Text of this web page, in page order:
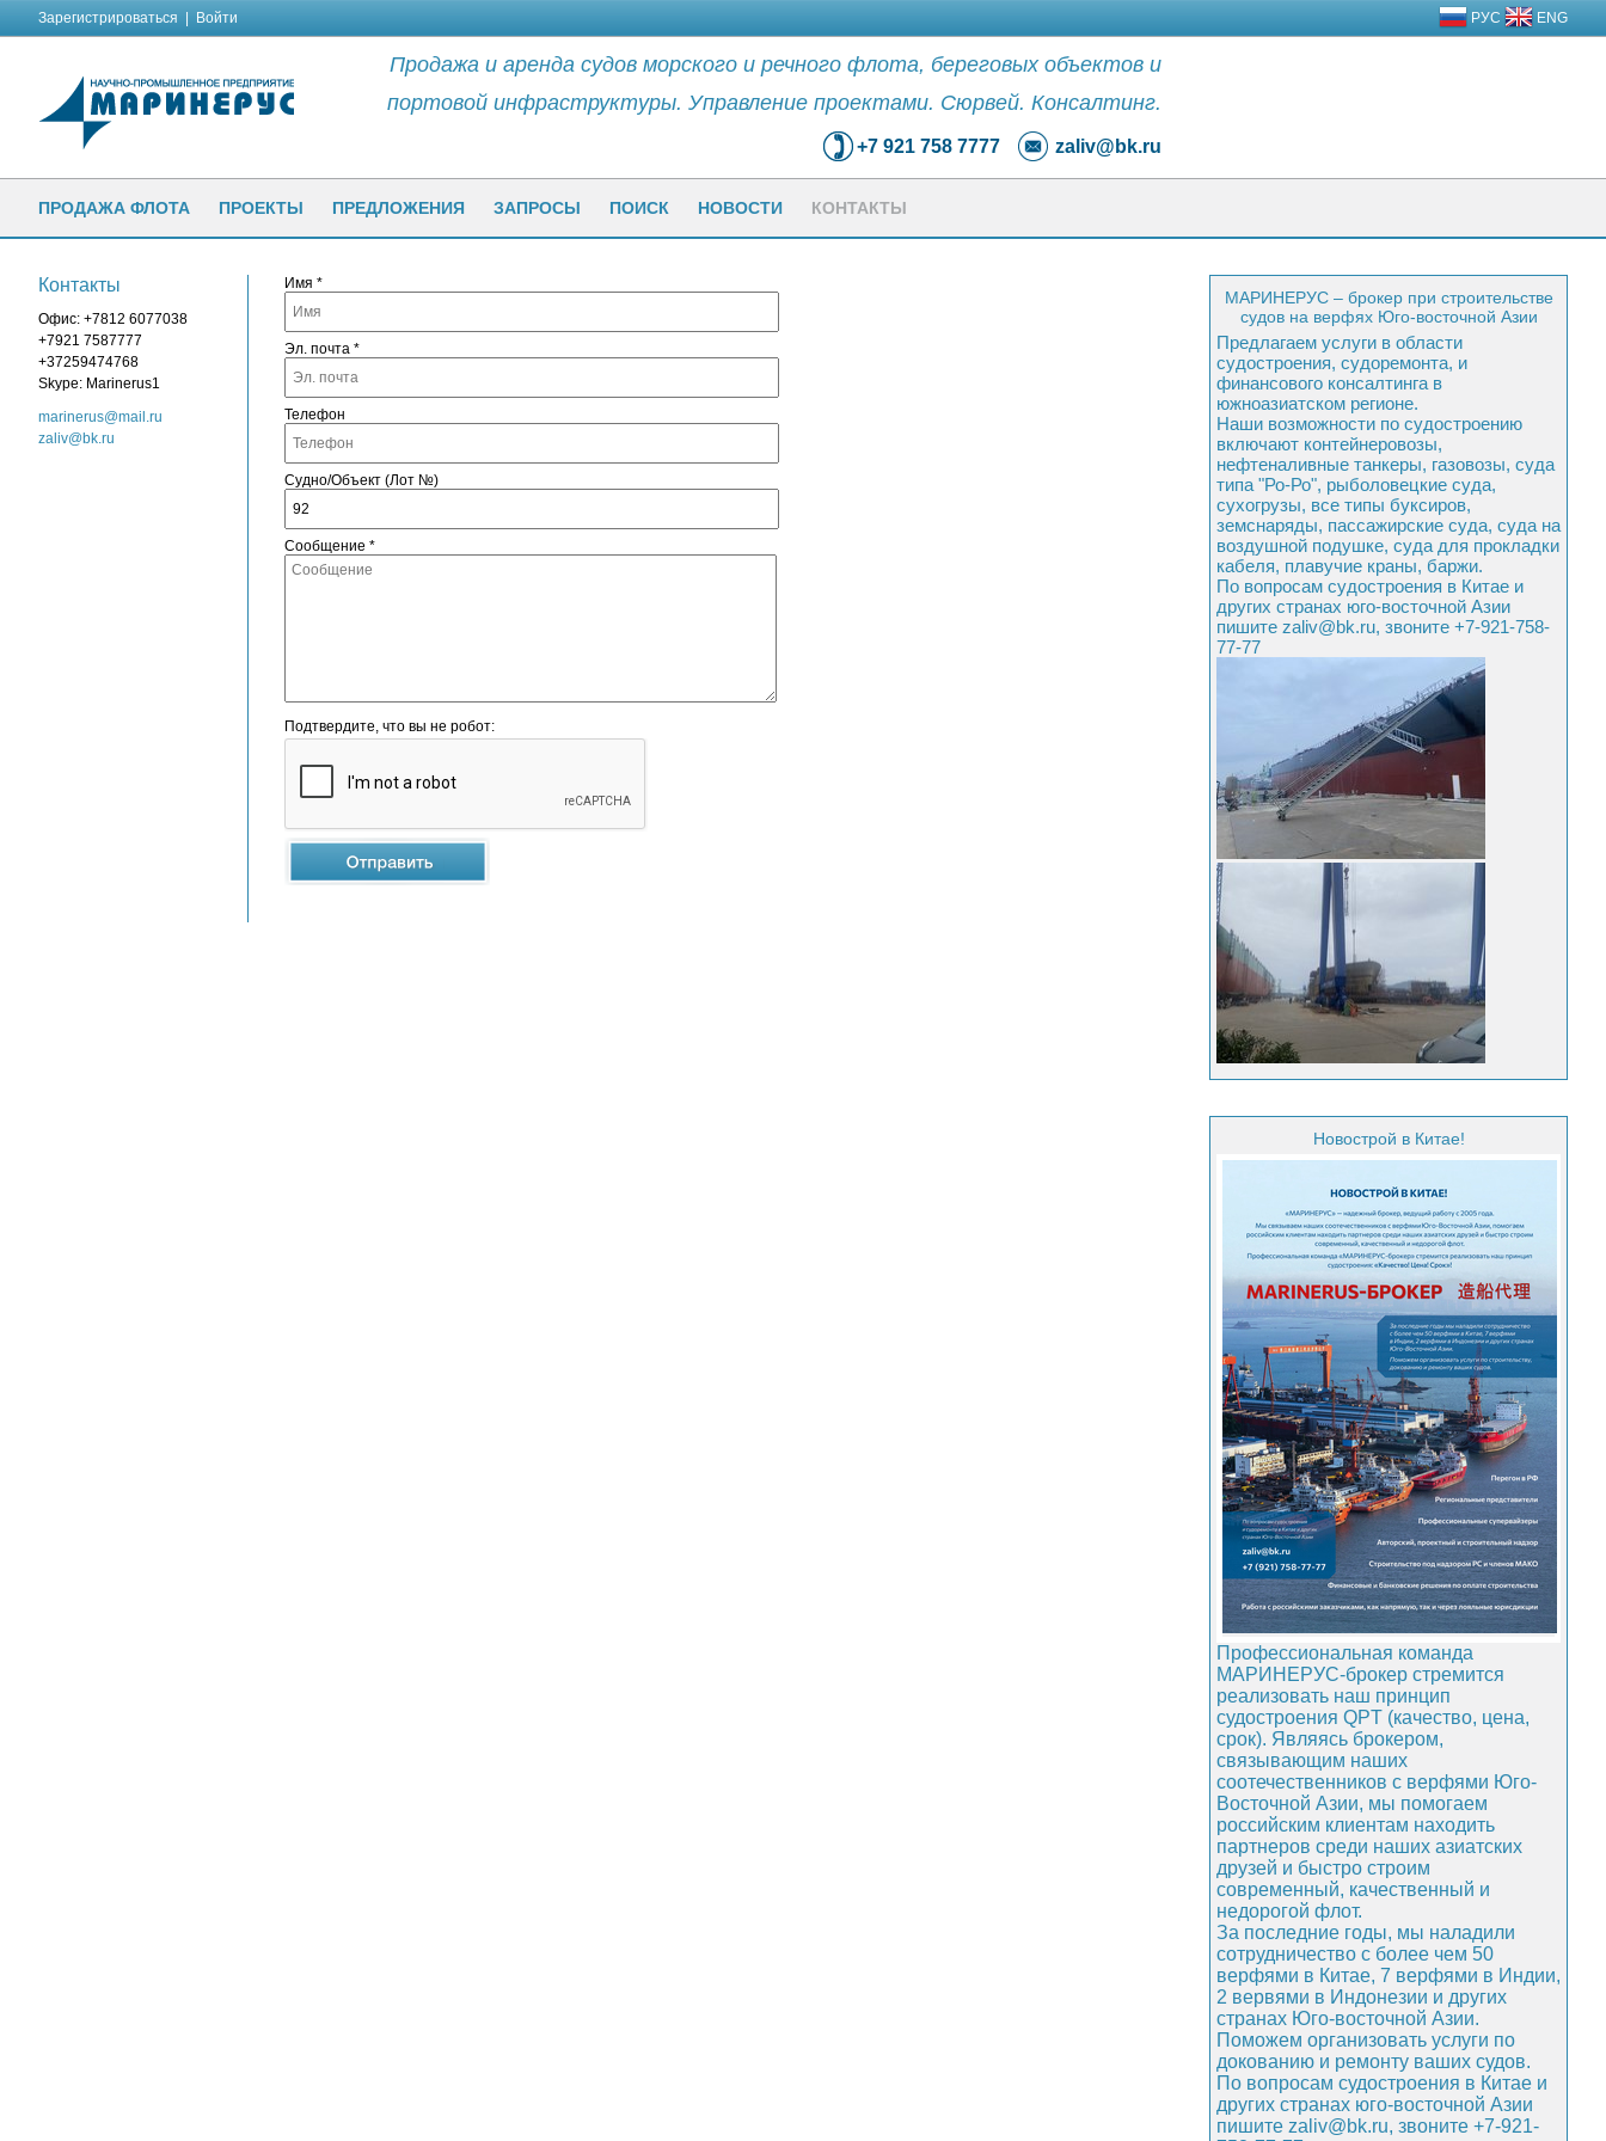
Зарегистрироваться Войти РУС ENG
Продажа и аренда судов морского и речного флота, береговых объектов и
портовой инфраструктуры. Управление проектами. Сюрвей. Консалтинг.
zaliv@bk.ru
+7 921 758 7777
ПРОДАЖА ФЛОТА ПРОЕКТЫ ПРЕДЛОЖЕНИЯ ЗАПРОСЫ ПОИСК НОВОСТИ КОНТАКТЫ
Имя *
Эл. почта *
Телефон
Судно/Объект (Лот №)
Сообщение *
Подтвердите, что вы не робот:
Контакты
Офис: +7812 6077038
+7921 7587777
+37259474768
Skype: Marinerus1
marinerus@mail.ru
zaliv@bk.ru
МАРИНЕРУС – брокер при строительстве
судов на верфях Юго-восточной Азии
Предлагаем услуги в области
судостроения, судоремонта, и
финансового консалтинга в
южноазиатском регионе.
Наши возможности по судостроению
включают контейнеровозы,
нефтеналивные танкеры, газовозы, суда
типа "Ро-Ро", рыболовецкие суда,
сухогрузы, все типы буксиров,
земснаряды, пассажирские суда, суда на
воздушной подушке, суда для прокладки
кабеля, плавучие краны, баржи.
По вопросам судостроения в Китае и
других странах юго-восточной Азии
пишите zaliv@bk.ru, звоните +7-921-758-
77-77
Новострой в Китае!
Профессиональная команда
МАРИНЕРУС-брокер стремится
реализовать наш принцип
судостроения QPT (качество, цена,
срок). Являясь брокером,
связывающим наших
соотечественников с верфями Юго-
Восточной Азии, мы помогаем
российским клиентам находить
партнеров среди наших азиатских
друзей и быстро строим
современный, качественный и
недорогой флот.
За последние годы, мы наладили
сотрудничество с более чем 50
верфями в Китае, 7 верфями в Индии,
2 вервями в Индонезии и других
странах Юго-восточной Азии.
Поможем организовать услуги по
докованию и ремонту ваших судов.
По вопросам судостроения в Китае и
других странах юго-восточной Азии
пишите zaliv@bk.ru, звоните +7-921-